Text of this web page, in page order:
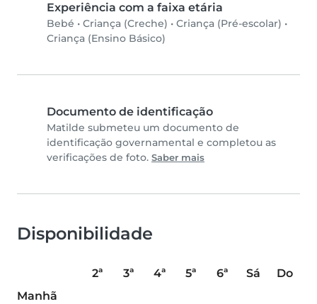
Experiência com a faixa etária
Bebé • Criança (Creche) • Criança (Pré-escolar) •
Criança (Ensino Básico)
Documento de identificação
Matilde submeteu um documento de
identificação governamental e completou as
verificações de foto. Saber mais
Disponibilidade
2ª 3ª 4ª 5ª 6ª Sá
Do
Manhã